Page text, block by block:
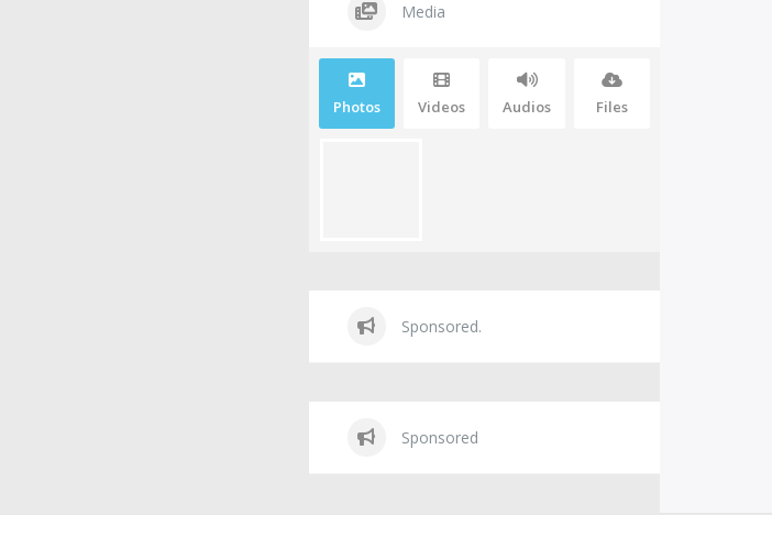
Media
Photos Videos Audios Files
Sponsored.
Sponsored